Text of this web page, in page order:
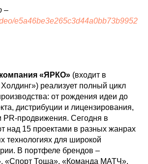
–
e5a46be3e265c3d44a0bb73b9952
«ЯРКО» (входит в
реализует полный цикл
от рождения идеи до
дистрибуции и лицензирования,
PR-продвижения. Сегодня в
над 15 проектами в разных жанрах
технологиях для широкой
В портфеле брендов –
«Спорт Тоша», «Команда МАТЧ»,